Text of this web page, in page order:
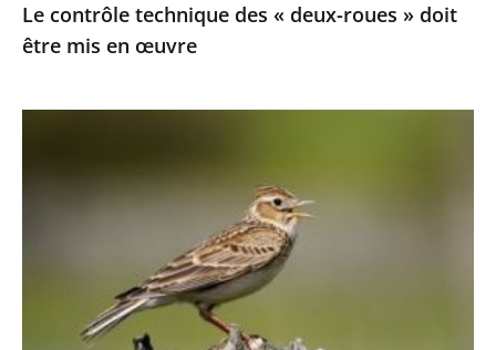
œuvre
Le contrôle technique des « deux-roues » doit
être mis en œuvre